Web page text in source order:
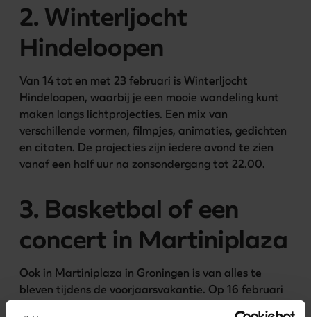
2. Winterljocht
Hindeloopen
Van 14 tot en met 23 februari is Winterljocht
Hindeloopen, waarbij je een mooie wandeling kunt
maken langs lichtprojecties. Een mix van
verschillende vormen, filmpjes, animaties, gedichten
en citaten. De projecties zijn iedere avond te zien
vanaf een half uur na zonsondergang tot 22.00.
3. Basketbal of een
concert in Martiniplaza
Ook in Martiniplaza in Groningen is van alles te
bleven tijdens de voorjaarsvakantie. Op 16 februari